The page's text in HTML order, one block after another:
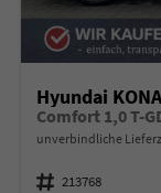
Hyundai KONA
Comfort 1,0 T-
unverbindliche
Fahrzeugnummer 213768